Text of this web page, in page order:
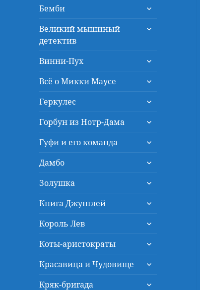
меню
Бемби
раскрыть
меню
Великий мышиный
детектив
раскрыть
Винни-Пух
раскрыть
меню
Всё о Микки Маусе
раскрыть
меню
Геркулес
раскрыть
меню
Горбун из Нотр-Дама
раскрыть
меню
Гуфи и его команда
раскрыть
меню
Дамбо
раскрыть
меню
Золушка
раскрыть
меню
Книга Джунглей
раскрыть
меню
Король Лев
раскрыть
меню
Коты-аристократы
раскрыть
меню
Красавица и Чудовище
раскрыть
меню
Кряк-бригада
раскрыть